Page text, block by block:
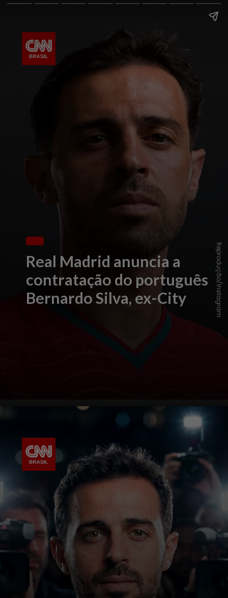
Real Madrid anuncia a
contratação do português
Bernardo Silva, ex-City
Reprodução/Instagram